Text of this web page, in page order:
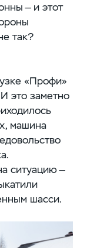
— и этот
так?
«Профи»
это заметно
машина
ситуацию —
шасси.